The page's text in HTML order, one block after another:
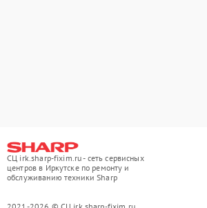
СЦ irk.sharp-fixim.ru - сеть сервисных
центров в Иркутске по ремонту и
обслуживанию техники Sharp